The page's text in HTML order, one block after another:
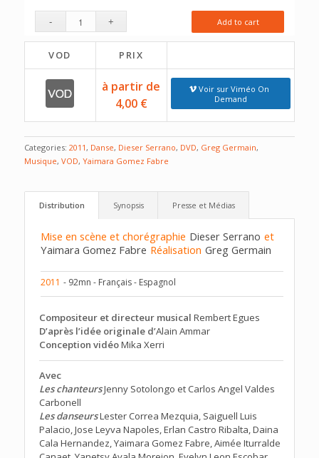
Add to cart
VOD PRIX
à partir de
4,00 €
Voir sur Viméo On
Demand
Categories: 2011, Danse, Dieser Serrano, DVD, Greg Germain,
Musique, VOD, Yaimara Gomez Fabre
Distribution Synopsis Presse et Médias
Mise en scène et chorégraphie Dieser Serrano et
Yaimara Gomez Fabre Réalisation Greg Germain
2011 - 92mn - Français - Espagnol
Compositeur et directeur musical Rembert Egues
D’après l’idée originale d’Alain Ammar
Conception vidéoMika Xerri
Avec
Les chanteursJenny Sotolongo et Carlos Angel Valdes
Carbonell
Les danseursLester Correa Mezquia, Saiguell Luis
Palacio, Jose Leyva Napoles, Erlan Castro Ribalta, Daina
Cala Hernandez, Yaimara Gomez Fabre, Aimée Iturralde